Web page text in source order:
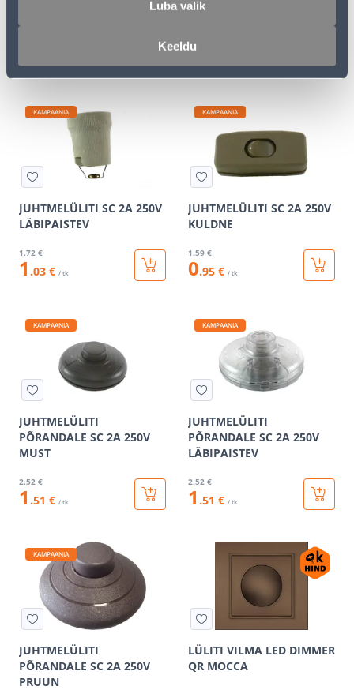
Luba valik
Keeldu
MUST
1
0
KAMPAANIA
JUHTMELÜLITI SC 2A 250V
LÄBIPAISTEV
1.72 €
1 .03 € / tk
KAMPAANIA
JUHTMELÜLITI SC 2A 250V
KULDNE
1.59 €
0.95 € / tk
KAMPAANIA
JUHTMELÜLITI
PÕRANDALE SC 2A 250V
MUST
2.52 €
1 .51 € / tk
KAMPAANIA
JUHTMELÜLITI
PÕRANDALE SC 2A 250V
LÄBIPAISTEV
2.52 €
1 .51 € / tk
KAMPAANIA
JUHTMELÜLITI
PÕRANDALE SC 2A 250V
PRUUN
LÜLITI VILMA LED DIMMER
QR MOCCA